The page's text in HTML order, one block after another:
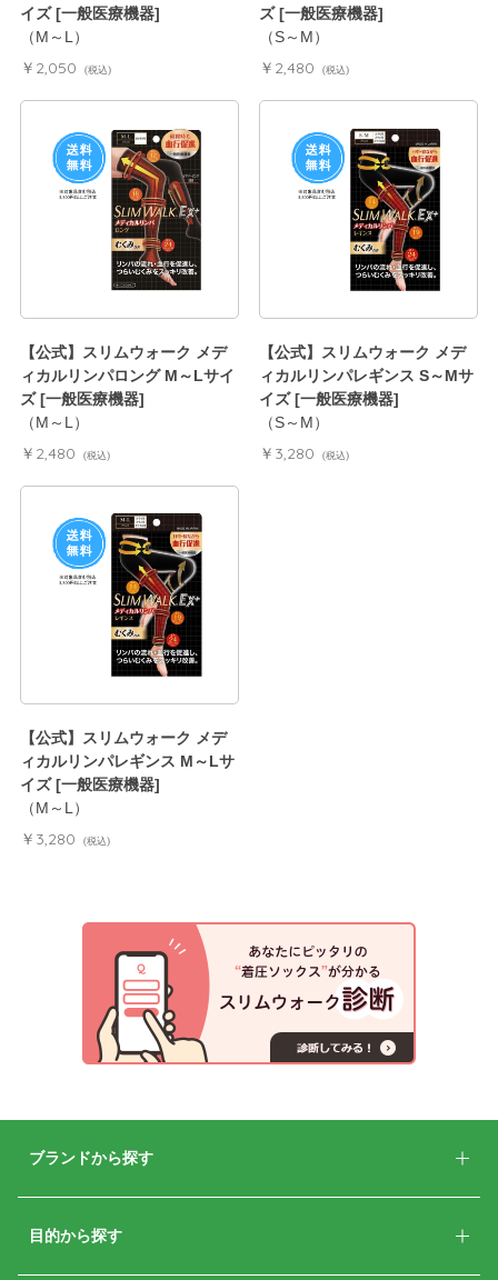
イズ [一般医療機器]
（M～L）
￥2,050 (税込)
ズ [一般医療機器]
（S～M）
￥2,480 (税込)
【公式】スリムウォーク メデ
ィカルリンパロング M～Lサイ
ズ [一般医療機器]
（M～L）
￥2,480 (税込)
【公式】スリムウォーク メデ
ィカルリンパレギンス S～Mサ
イズ [一般医療機器]
（S～M）
￥3,280 (税込)
【公式】スリムウォーク メデ
ィカルリンパレギンス M～Lサ
イズ [一般医療機器]
（M～L）
￥3,280 (税込)
ブランドから探す
目的から探す